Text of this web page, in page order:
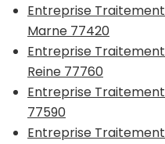
Entreprise
Marne 77420
Entreprise
Reine 77760
Entreprise
77590
Entreprise